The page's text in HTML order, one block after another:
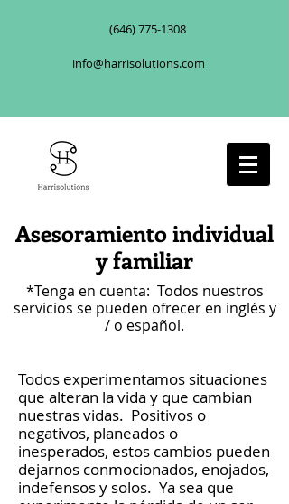
(646) 775-1308
info@harrisolutions.com
Asesoramiento individual
y familiar
*Tenga en cuenta: Todos nuestros
servicios se pueden ofrecer en inglés y
/ o español.
Todos experimentamos situaciones
que alteran la vida y que cambian
nuestras vidas. Positivos o
negativos, planeados o
inesperados, estos cambios pueden
dejarnos conmocionados, enojados,
indefensos y solos. Ya sea que